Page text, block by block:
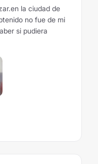
la ciudad de
no fue de mi
si pudiera